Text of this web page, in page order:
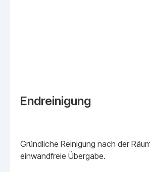
Endreinigung
Gründliche Reinigung nach der
einwandfreie Übergabe.